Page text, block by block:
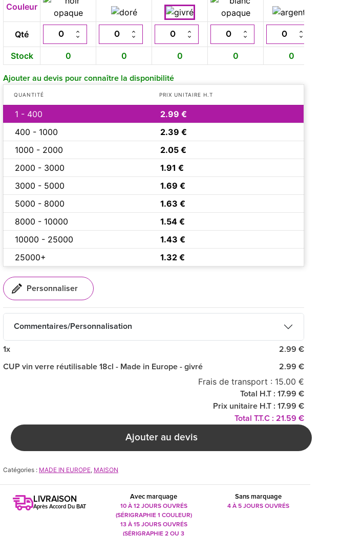
Couleur
Qté
Stock 0 0 0 0 0
Ajouter au devis pour connaître la disponibilité
QUANTITÉ PRIX UNITAIRE H.T
1 - 400
2.99 €
400 - 1000
2.39 €
1000 - 2000
2.05 €
2000 - 3000
1.91 €
3000 - 5000
1.69 €
5000 - 8000
1.63 €
8000 - 10000
1.54 €
10000 - 25000
1.43 €
25000+
1.32 €
Commentaires/Personnalisation
1x 2.99 €
CUP vin verre réutilisable 18cl - Made in Europe - givré 2.99 €
Frais de transport : 15.00 €
Total H.T : 17.99 €
Prix unitaire H.T : 17.99 €
Total T.T.C : 21.59 €
Ajouter au devis
Catégories : MADE IN EUROPE, MAISON
LIVRAISON
Après Accord Du BAT
Avec marquage
10 À 12 JOURS OUVRÉS
(SÉRIGRAPHIE 1 COULEUR)
13 À 15 JOURS OUVRÉS
(SÉRIGRAPHIE 2 OU 3
Sans marquage
4 À 5 JOURS OUVRÉS